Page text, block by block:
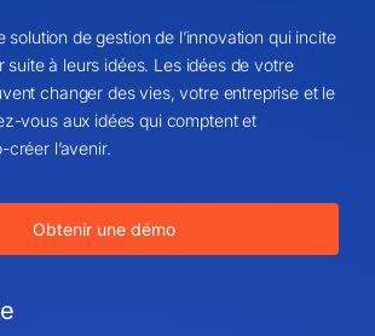
solution de gestion de l’innovation qui incite
suite à leurs idées. Les idées de votre
changer des vies, votre entreprise et le
vous aux idées qui comptent et
l’avenir.
Obtenir une démo